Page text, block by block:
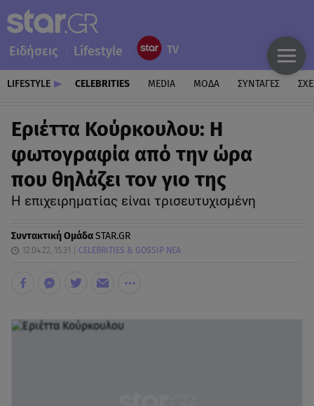
Ειδήσεις Lifestyle
LIFESTYLE CELEBRITIES MEDIA ΜΟΔΑ ΣΥΝΤΑΓΕΣ
Εριέττα Κούρκουλου: Η
φωτογραφία από την ώρα
που θηλάζει τον γιο της
Η επιχειρηματίας είναι τρισευτυχισμένη
Συντακτική ΟμάδαSTAR.GR
12.04.22, 15:31 CELEBRITIES & GOSSIP ΝΕΑ